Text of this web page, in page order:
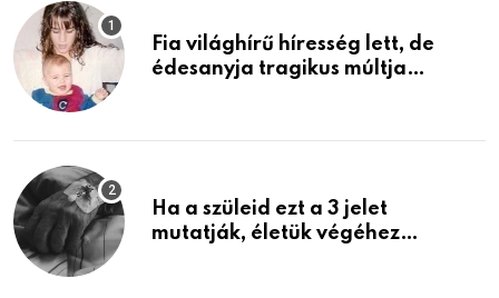
Fia világhírű híresség lett, de
édesanyja tragikus múltja
Ha a szüleid ezt a 3 jelet
mutatják, életük végéhez